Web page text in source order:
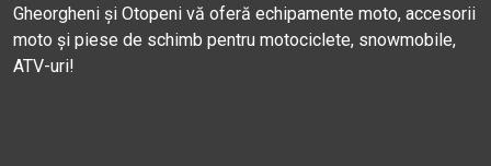
Gheorgheni și Otopeni vă oferă echipamente moto, accesorii
moto și piese de schimb pentru motociclete, snowmobile,
ATV-uri!